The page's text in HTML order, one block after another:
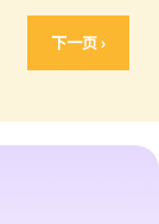
下一页 ›